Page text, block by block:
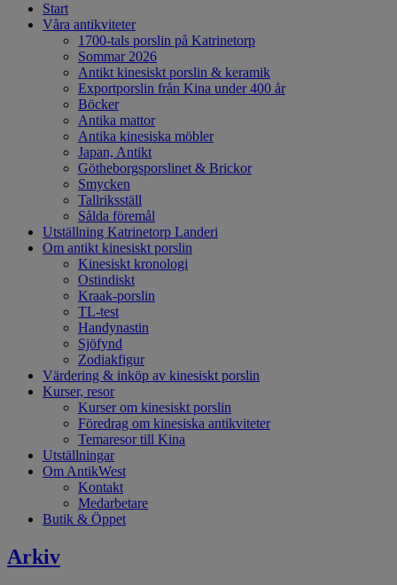
Start
Våra antikviteter
1700-tals porslin på Katrinetorp
Sommar 2026
Antikt kinesiskt porslin & keramik
Exportporslin från Kina under 400 år
Böcker
Antika mattor
Antika kinesiska möbler
Japan, Antikt
Götheborgsporslinet & Brickor
Smycken
Tallriksställ
Sålda föremål
Utställning Katrinetorp Landeri
Om antikt kinesiskt porslin
Kinesiskt kronologi
Ostindiskt
Kraak-porslin
TL-test
Handynastin
Sjöfynd
Zodiakfigur
Värdering & inköp av kinesiskt porslin
Kurser, resor
Kurser om kinesiskt porslin
Föredrag om kinesiska antikviteter
Temaresor till Kina
Utställningar
Om AntikWest
Kontakt
Medarbetare
Butik & Öppet
Arkiv